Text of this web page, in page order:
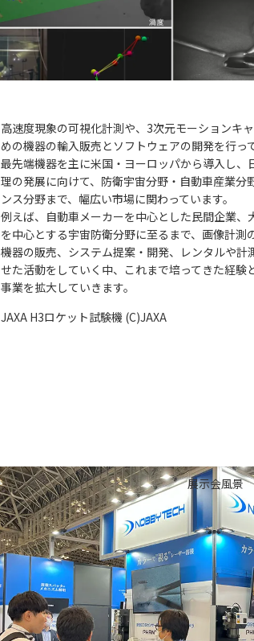
高速度現象の可視化計測や、3次元モーションキ
めの機器の輸入販売とソフトウェアの開発を行っ
最先端機器を主に米国・ヨーロッパから導入し
理の発展に向けて、防衛宇宙分野・自動車産業分
ンス分野まで、幅広い市場に関わっています。
例えば、自動車メーカーを中心とした民間企業、
を中心とする宇宙防衛分野に至るまで、画像計測
機器の販売、システム提案・開発、レンタルや計
せた活動をしていく中、これまで培ってきた経験
事業を拡大していきます。
JAXA H3ロケット試験機 (C)JAXA
展示会風景